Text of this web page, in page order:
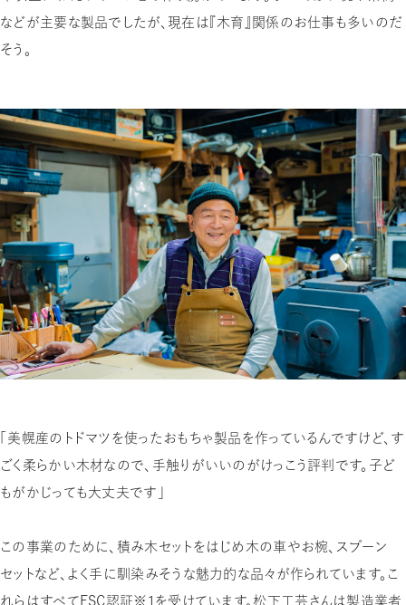
などが主要な製品でしたが、現在は『木育』関係のお仕事も多いのだ
そう。
「美幌産のトドマツを使ったおもちゃ製品を作っているんですけど、す
ごく柔らかい木材なので、手触りがいいのがけっこう評判です。子ど
もがかじっても大丈夫です」
この事業のために、積み木セットをはじめ木の車やお椀、スプーン
セットなど、よく手に馴染みそうな魅力的な品々が作られています。こ
れらはすべてFSC認証※1 を受けています。松下工芸さんは製造業者